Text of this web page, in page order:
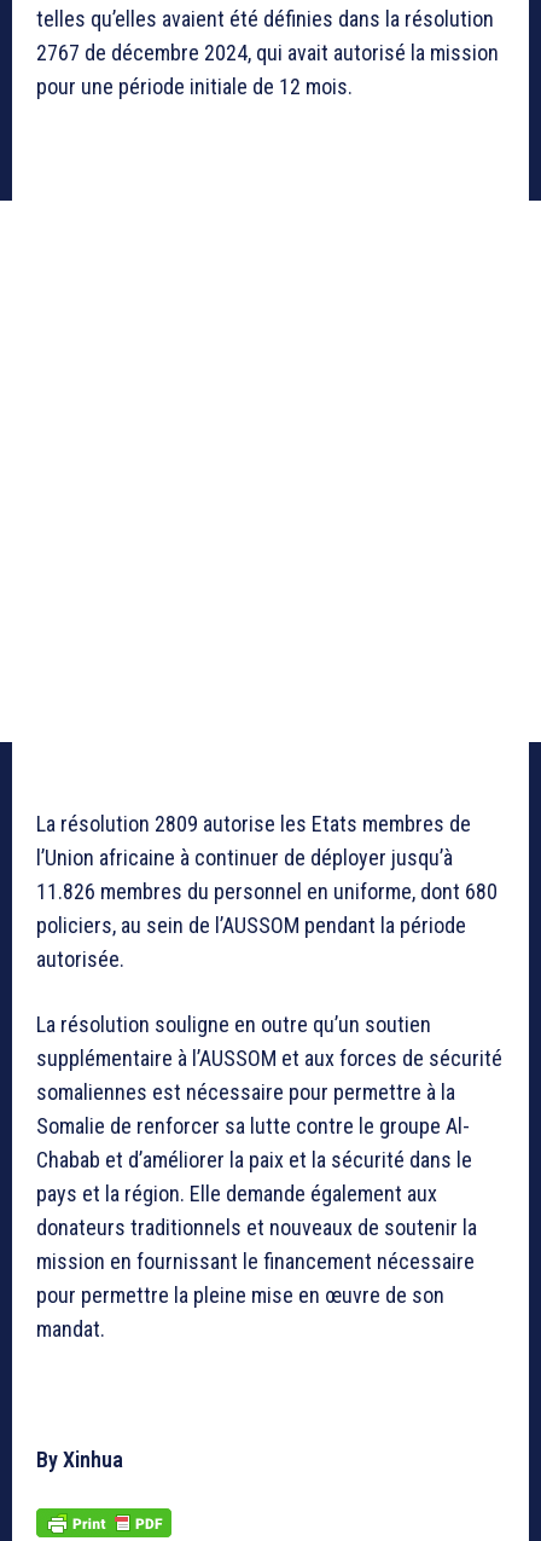
telles qu’elles avaient été définies dans la résolution
2767 de décembre 2024, qui avait autorisé la mission
pour une période initiale de 12 mois.
La résolution 2809 autorise les Etats membres de
l’Union africaine à continuer de déployer jusqu’à
11.826 membres du personnel en uniforme, dont 680
policiers, au sein de l’AUSSOM pendant la période
autorisée.
La résolution souligne en outre qu’un soutien
supplémentaire à l’AUSSOM et aux forces de sécurité
somaliennes est nécessaire pour permettre à la
Somalie de renforcer sa lutte contre le groupe Al-
Chabab et d’améliorer la paix et la sécurité dans le
pays et la région. Elle demande également aux
donateurs traditionnels et nouveaux de soutenir la
mission en fournissant le financement nécessaire
pour permettre la pleine mise en œuvre de son
mandat.
By Xinhua